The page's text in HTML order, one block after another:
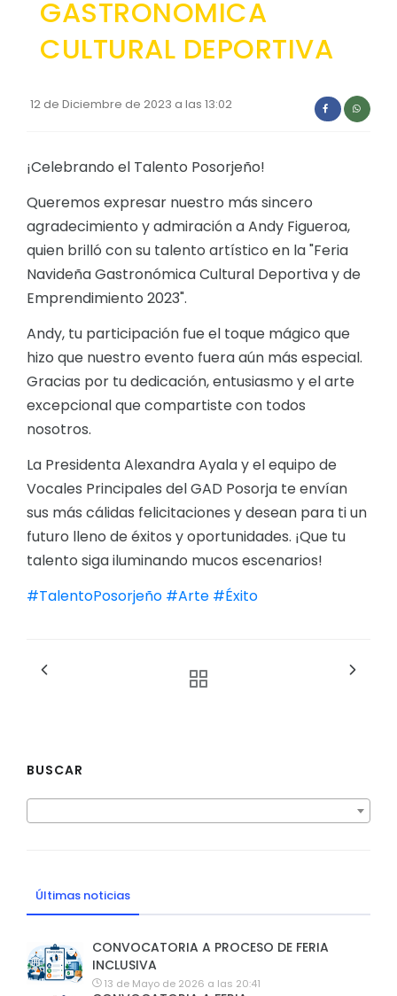
Convocatorias
GESTIÓN ADMINISTRATIVA
PRESUPUESTO: EJECUCIÓN Y REPORTES
Cédulas presupuestarias y balances
Obras y proyectos
GASTRONOMICA
CULTURAL DEPORTIVA
12 de Diciembre de 2023 a las 13:02
¡Celebrando el Talento Posorjeño!
Queremos expresar nuestro más sincero
agradecimiento y admiración a Andy Figueroa,
quien brilló con su talento artístico en la "Feria
Navideña Gastronómica Cultural Deportiva y de
Emprendimiento 2023".
Andy, tu participación fue el toque mágico que
hizo que nuestro evento fuera aún más especial.
Gracias por tu dedicación, entusiasmo y el arte
excepcional que compartiste con todos
nosotros.
La Presidenta Alexandra Ayala y el equipo de
Vocales Principales del GAD Posorja te envían
sus más cálidas felicitaciones y desean para ti un
futuro lleno de éxitos y oportunidades. ¡Que tu
talento siga iluminando mucos escenarios!
#TalentoPosorjeño #Arte #Éxito
BUSCAR
Últimas noticias
CONVOCATORIA A PROCESO DE FERIA
INCLUSIVA
13 de Mayo de 2026 a las 20:41